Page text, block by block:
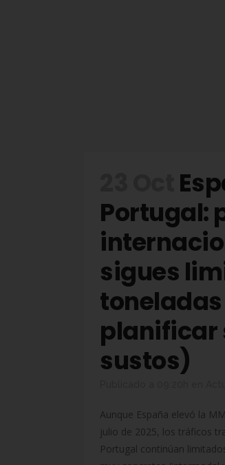
Portugal:
sigues
planificar
sustos)
Aunque España elevó la
julio de 2025, los tráficos
Portugal continúan